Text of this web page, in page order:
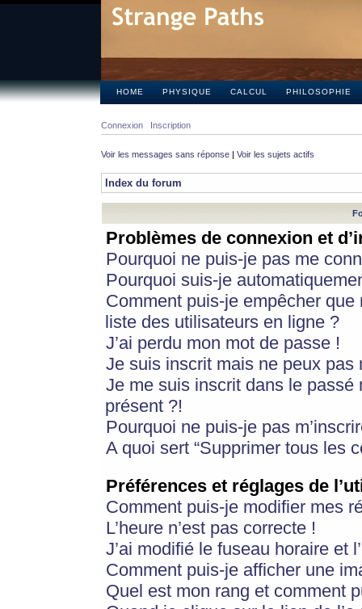
HOME PHYSIQUE CALCUL PHILOSOPHIE
Connexion Inscription
Voir les messages sans réponse | Voir les sujets actifs
Index du forum
Problèmes de connexion et
Pourquoi ne puis-je pas me
Pourquoi suis-je
Comment puis-je empêcher
liste des utilisateurs en ligne ?
J’ai perdu mon mot de passe !
Je suis inscrit mais ne peux pas
Je me suis inscrit dans le
présent ?!
Pourquoi ne puis-je pas
A quoi sert “Supprimer tous les
Préférences et réglages de
Comment puis-je modifier mes
L’heure n’est pas correcte !
J’ai modifié le fuseau horaire et
Comment puis-je afficher une
Quel est mon rang et comment